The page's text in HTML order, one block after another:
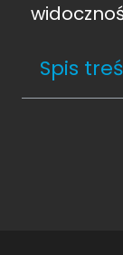
Spis